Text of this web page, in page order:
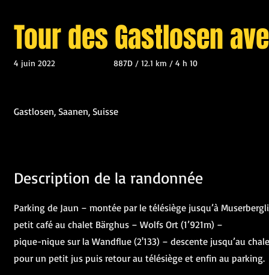
Tour des Gastlosen
4 juin 2022 887D / 12.1 km / 4 h 10
Gastlosen, Saanen, Suisse
Description de la randonnée
Parking de Jaun – montée par le télésiège jusqu’à
petit café au chalet Bärghus – Wolfs Ort (1’921m) –
pique-nique sur la Wandflue (2'133) – descente jusqu’au
pour un petit jus puis retour au télésiège et enfin au parking.